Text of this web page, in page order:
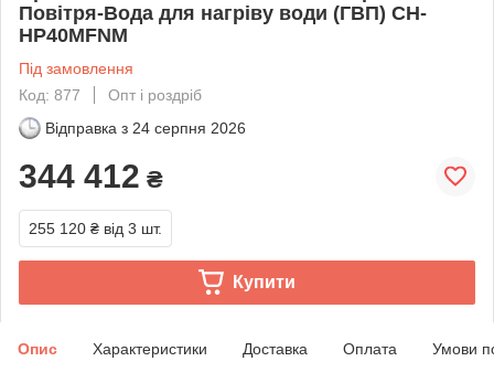
Повітря-Вода для нагріву води (ГВП) CH-
HP40MFNM
Під замовлення
Код: 877
Опт і роздріб
Відправка з 24 серпня 2026
344 412 ₴
255 120 ₴ від 3 шт.
Купити
Опис Характеристики Доставка Оплата Умови